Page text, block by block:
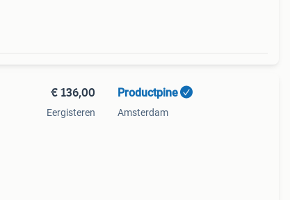
€ 136,00
Eergisteren
Productpine
Amsterdam